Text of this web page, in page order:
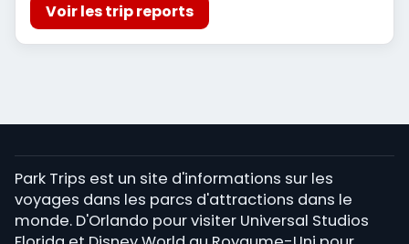
Voir les trip reports
Park Trips est un site d'informations sur les
voyages dans les parcs d'attractions dans le
monde. D'Orlando pour visiter Universal Studios